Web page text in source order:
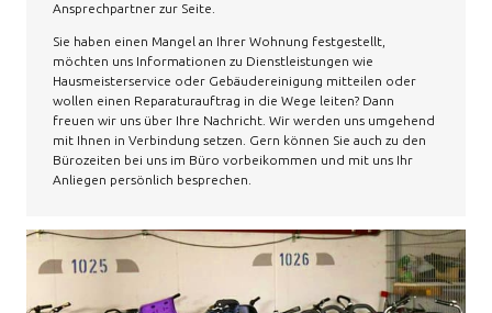
Ansprechpartner zur Seite.
Sie haben einen Mangel an Ihrer Wohnung festgestellt,
möchten uns Informationen zu Dienstleistungen wie
Hausmeisterservice oder Gebäudereinigung mitteilen oder
wollen einen Reparaturauftrag in die Wege leiten? Dann
freuen wir uns über Ihre Nachricht. Wir werden uns umgehend
mit Ihnen in Verbindung setzen. Gern können Sie auch zu den
Bürozeiten bei uns im Büro vorbeikommen und mit uns Ihr
Anliegen persönlich besprechen.